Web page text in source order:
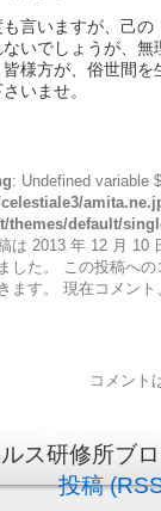
いますが、己の
いでしょうが、
皆様方が、俗世間
下さいませ。
: Undefined variable
themes/default/
は 2013 年 12 月 10
した。 この投稿へ
ます。 現在コメン
コメント
ルス研修所ブ
投稿